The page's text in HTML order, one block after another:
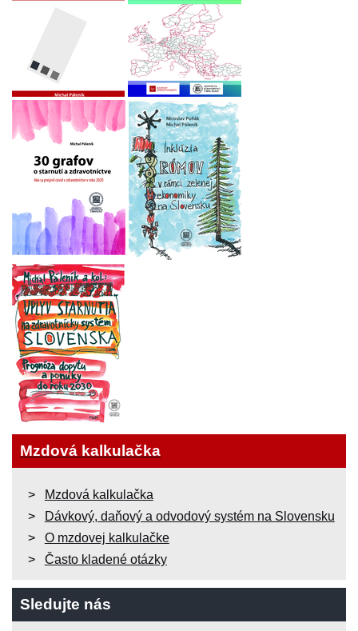
Mzdová kalkulačka
Mzdová kalkulačka
Dávkový, daňový a odvodový systém na Slovensku
O mzdovej kalkulačke
Často kladené otázky
Sledujte nás